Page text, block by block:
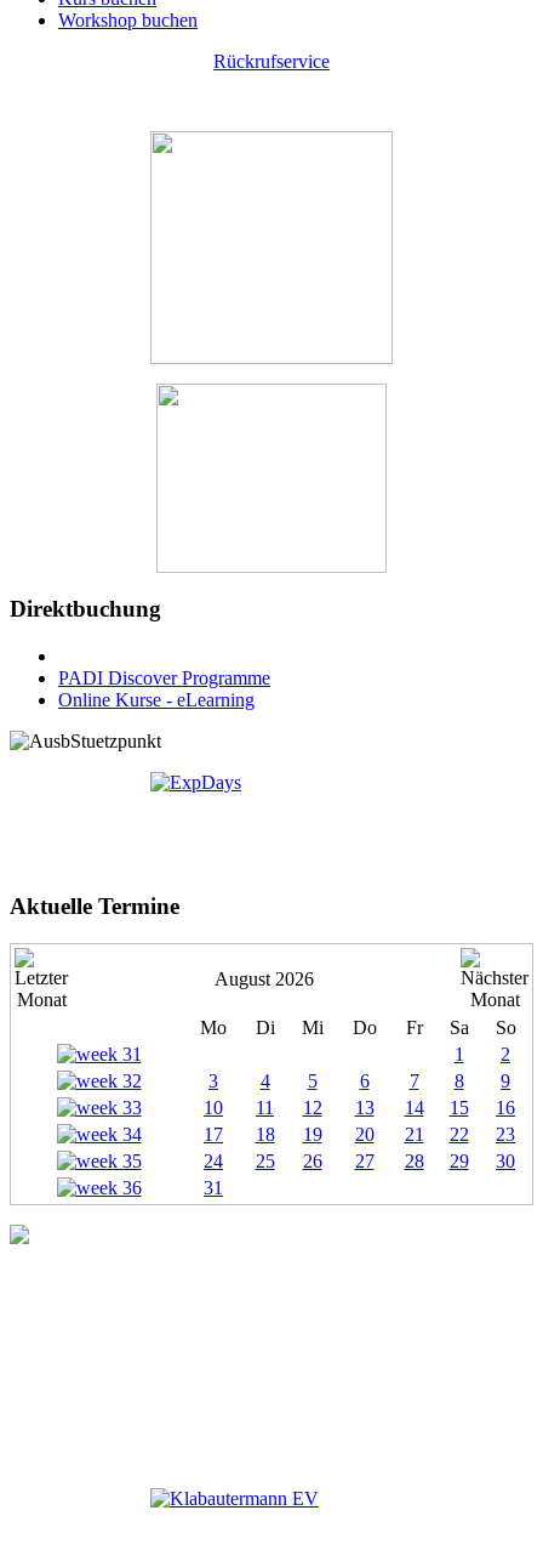
Workshop buchen
Rückrufservice
Direktbuchung
PADI Discover Programme
Online Kurse - eLearning
Aktuelle Termine
August 2026
Mo Di Mi Do Fr Sa
So
1
2
3
4 5 6 7 8
9
10
11 12 13 14 15
16
17
18 19 20 21 22
23
24
25 26 27 28 29
30
31